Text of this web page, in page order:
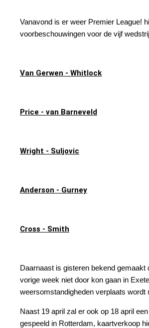
Vanavond is er weer Premier League!
voorbeschouwingen voor de vijf
Van Gerwen - Whitlock
Price - van Barneveld
Wright - Suljovic
Anderson - Gurney
Cross - Smith
Daarnaast is gisteren bekend gemaakt
vorige week niet door kon gaan in
weersomstandigheden verplaats wordt
Naast 19 april zal er ook op 18 april
gespeeld in Rotterdam, kaartverkoop